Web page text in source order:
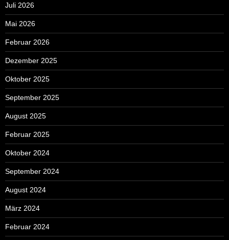
Juli 2026
Mai 2026
Februar 2026
Dezember 2025
Oktober 2025
September 2025
August 2025
Februar 2025
Oktober 2024
September 2024
August 2024
März 2024
Februar 2024